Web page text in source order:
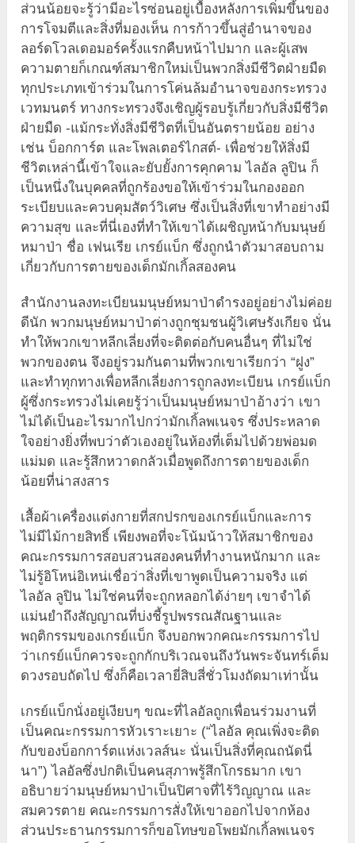
ส่วนน้อยจะรู้ว่ามีอะไรซ่อนอยู่เบื้องหลังการเพิ่มขึ้นของ
การโจมตีและสิ่งที่มองเห็น การก้าวขึ้นสู่อำนาจของ
ลอร์ดโวลเดอมอร์ครั้งแรกคืบหน้าไปมาก และผู้เสพ
ความตายก็เกณฑ์สมาชิกใหม่เป็นพวกสิ่งมีชีวิตฝ่ายมืด
ทุกประเภทเข้าร่วมในการโค่นล้มอำนาจของกระทรวง
เวทมนตร์ ทางกระทรวงจึงเชิญผู้รอบรู้เกี่ยวกับสิ่งมีชีวิต
ฝ่ายมืด -แม้กระทั่งสิ่งมีชีวิตที่เป็นอันตรายน้อย อย่าง
เช่น บ็อกการ์ต และโพลเตอร์ไกสต์- เพื่อช่วยให้สิ่งมี
ชีวิตเหล่านี้เข้าใจและยับยั้งการคุกคาม ไลอัล ลูปิน ก็
เป็นหนึ่งในบุคคลที่ถูกร้องขอให้เข้าร่วมในกองออก
ระเบียบและควบคุมสัตว์วิเศษ ซึ่งเป็นสิ่งที่เขาทำอย่างมี
ความสุข และที่นี่เองที่ทำให้เขาได้เผชิญหน้ากับมนุษย์
หมาป่า ชื่อ เฟนเรีย เกรย์แบ็ก ซึ่งถูกนำตัวมาสอบถาม
เกี่ยวกับการตายของเด็กมักเกิ้ลสองคน
สำนักงานลงทะเบียนมนุษย์หมาป่าดำรงอยู่อย่างไม่ค่อย
ดีนัก พวกมนุษย์หมาป่าต่างถูกชุมชนผู้วิเศษรังเกียจ นั่น
ทำให้พวกเขาหลีกเลี่ยงที่จะติดต่อกับคนอื่นๆ ที่ไม่ใช่
พวกของตน จึงอยู่รวมกันตามที่พวกเขาเรียกว่า “ฝูง”
และทำทุกทางเพื่อหลีกเลี่ยงการถูกลงทะเบียน เกรย์แบ็ก
ผู้ซึ่งกระทรวงไม่เคยรู้ว่าเป็นมนุษย์หมาป่าอ้างว่า เขา
ไม่ได้เป็นอะไรมากไปกว่ามักเกิ้ลพเนจร ซึ่งประหลาด
ใจอย่างยิ่งที่พบว่าตัวเองอยู่ในห้องที่เต็มไปด้วยพ่อมด
แม่มด และรู้สึกหวาดกลัวเมื่อพูดถึงการตายของเด็ก
น้อยที่น่าสงสาร
เสื้อผ้าเครื่องแต่งกายที่สกปรกของเกรย์แบ็กและการ
ไม่มีไม้กายสิทธิ์ เพียงพอที่จะโน้มน้าวให้สมาชิกของ
คณะกรรมการสอบสวนสองคนที่ทำงานหนักมาก และ
ไม่รู้อิโหน่อิเหน่เชื่อว่าสิ่งที่เขาพูดเป็นความจริง แต่
ไลอัล ลูปิน ไม่ใช่คนที่จะถูกหลอกได้ง่ายๆ เขาจำได้
แม่นยำถึงสัญญาณที่บ่งชี้รูปพรรณสัณฐานและ
พฤติกรรมของเกรย์แบ็ก จึงบอกพวกคณะกรรมการไป
ว่าเกรย์แบ็กควรจะถูกกักบริเวณจนถึงวันพระจันทร์เต็ม
ดวงรอบถัดไป ซึ่งก็คือเวลายี่สิบสี่ชั่วโมงถัดมาเท่านั้น
เกรย์แบ็กนั่งอยู่เงียบๆ ขณะที่ไลอัลถูกเพื่อนร่วมงานที่
เป็นคณะกรรมการหัวเราะเยาะ (“ไลอัล คุณเพิ่งจะติด
กับของบ็อกการ์ตแห่งเวลส์นะ นั่นเป็นสิ่งที่คุณถนัดนี่
นา”) ไลอัลซึ่งปกติเป็นคนสุภาพรู้สึกโกรธมาก เขา
อธิบายว่ามนุษย์หมาป่าเป็นปิศาจที่ไร้วิญญาณ และ
สมควรตาย คณะกรรมการสั่งให้เขาออกไปจากห้อง
ส่วนประธานกรรมการก็ขอโทษขอโพยมักเกิ้ลพเนจร